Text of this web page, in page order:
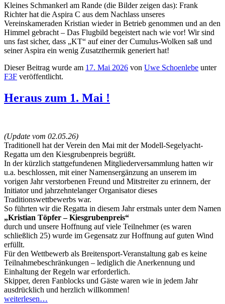
Kleines Schmankerl am Rande (die Bilder zeigen das): Frank
Richter hat die Aspira C aus dem Nachlass unseres
Vereinskameraden Kristian wieder in Betrieb genommen und an den
Himmel gebracht – Das Flugbild begeistert nach wie vor! Wir sind
uns fast sicher, dass „KT“ auf einer der Cumulus-Wolken saß und
seiner Aspira ein wenig Zusatzthermik generiert hat!
Dieser Beitrag wurde am 17. Mai 2026 von Uwe Schoenlebe unter
F3F veröffentlicht.
Heraus zum 1. Mai !
(Update vom 02.05.26)
Traditionell hat der Verein den Mai mit der Modell-Segelyacht-
Regatta um den Kiesgrubenpreis begrüßt.
In der kürzlich stattgefundenen Mitgliederversammlung hatten wir
u.a. beschlossen, mit einer Namensergänzung an unserem im
vorigen Jahr verstorbenen Freund und Mitstreiter zu erinnern, der
Initiator und jahrzehntelanger Organisator dieses
Traditionswettbewerbs war.
So führten wir die Regatta in diesem Jahr erstmals unter dem Namen
„Kristian Töpfer – Kiesgrubenpreis“
durch und unsere Hoffnung auf viele Teilnehmer (es waren
schließlich 25) wurde im Gegensatz zur Hoffnung auf guten Wind
erfüllt.
Für den Wettbewerb als Breitensport-Veranstaltung gab es keine
Teilnahmebeschränkungen – lediglich die Anerkennung und
Einhaltung der Regeln war erforderlich.
Skipper, deren Fanblocks und Gäste waren wie in jedem Jahr
ausdrücklich und herzlich willkommen!
weiterlesen…